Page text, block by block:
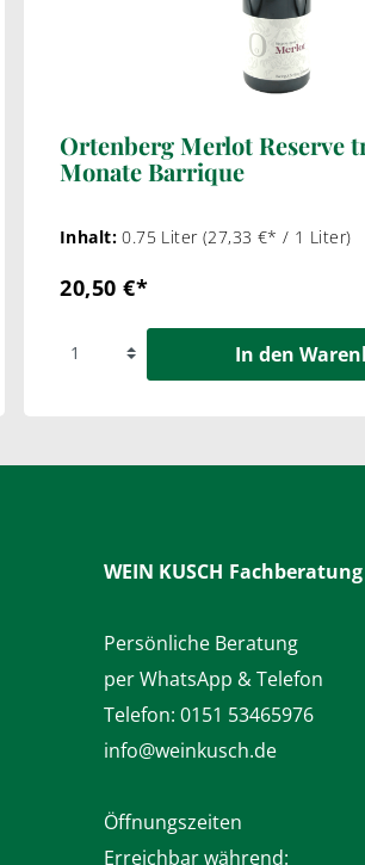
Ortenberg Merlot Reserve
Monate Barrique
Inhalt:0.75 Liter (27,33 €* / 1 Liter)
20,50 €*
In den
WEIN KUSCH Fachberatung
Persönliche Beratung
per WhatsApp & Telefon
Telefon: 0151 53465976
info@weinkusch.de
Öffnungszeiten
Erreichbar während: